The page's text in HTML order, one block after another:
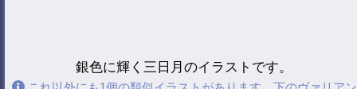
銀色に輝く三日月のイラストです。